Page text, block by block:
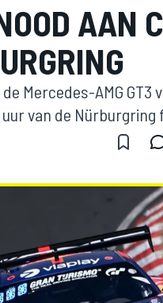
AAN
Mercedes-AMG GT3
van de